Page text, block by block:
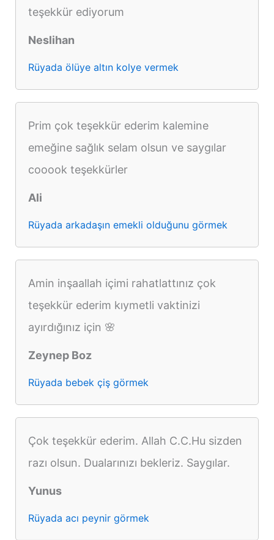
teşekkür ediyorum
Neslihan
Rüyada ölüye altın kolye vermek
Prim çok teşekkür ederim kalemine
emeğine sağlık selam olsun ve saygılar
cooook teşekkürler
Ali
Rüyada arkadaşın emekli olduğunu görmek
Amin inşaallah içimi rahatlattınız çok
teşekkür ederim kıymetli vaktinizi
ayırdığınız için 🌸
Zeynep Boz
Rüyada bebek çiş görmek
Çok teşekkür ederim. Allah C.C.Hu sizden
razı olsun. Dualarınızı bekleriz. Saygılar.
Yunus
Rüyada acı peynir görmek